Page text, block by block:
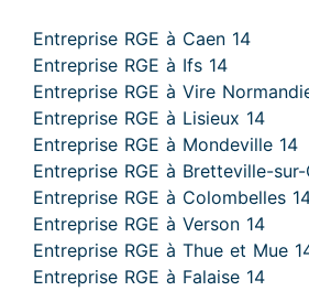
Entreprise RGE à Caen 14
Entreprise RGE à Ifs 14
Entreprise RGE à Vire
Entreprise RGE à Lisieux 14
Entreprise RGE à Mondeville 14
Entreprise RGE à Bretteville-
Entreprise RGE à Colombelles
Entreprise RGE à Verson 14
Entreprise RGE à Thue et Mue
Entreprise RGE à Falaise 14